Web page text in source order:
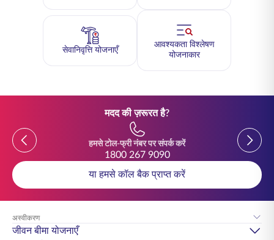
सेवानिवृत्ति योजनाएँ
आवश्यकता विश्लेषण
योजनाकार
मदद की ज़रूरत है?
Previous
हमसे टोल-फ्री नंबर पर संपर्क करें
1800 267 9090
Previous
या हमसे कॉल बैक प्राप्त करें
अस्वीकरण
जीवन बीमा योजनाएँ